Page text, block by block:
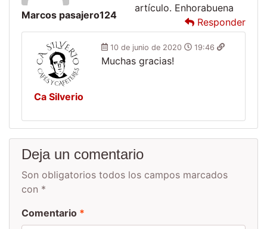
Marcos pasajero124
artículo. Enhorabuena
Responder
Ca Silverio
10 de junio de 2020 19:46
Muchas gracias!
Deja un comentario
Son obligatorios todos los campos marcados
con *
Comentario *